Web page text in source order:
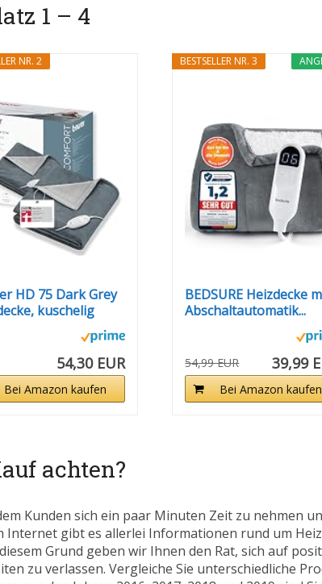
1 – 4
NR. 2
HD 75 Dark Grey
kuschelig
54,30 EUR
Bei Amazon kaufen
BESTSELLER NR. 3
BEDSURE Heizdecke
Abschaltautomatik...
54,99 EUR 39,99
Bei Amazon kaufen
achten?
Kunden sich ein paar Minuten Zeit zu nehmen
gibt es allerlei Informationen rund um
Grund geben wir Ihnen den Rat, sich auf
zu verlassen. Vergleiche Sie unterschiedliche